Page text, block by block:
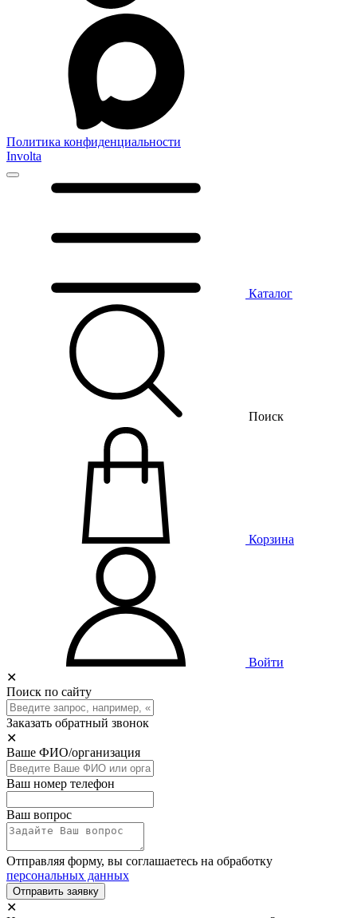
Политика конфиденциальности
Involta
Каталог
Поиск
Корзина
Войти
✕
Поиск по сайту
Заказать обратный звонок
✕
Ваше ФИО/организация
Ваш номер телефон
Ваш вопрос
Отправляя форму, вы соглашаетесь на обработку
персональных данных
Отправить заявку
✕